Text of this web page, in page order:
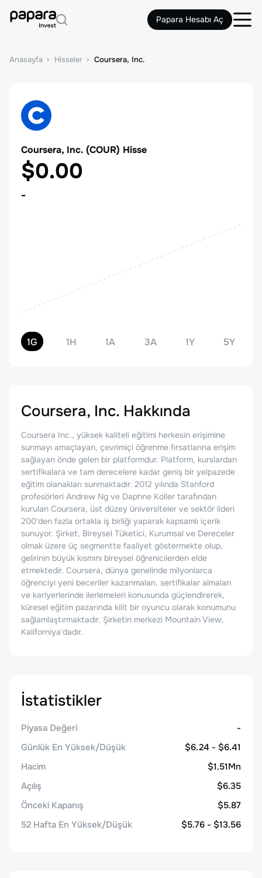
Papara Hesabı Aç
Anasayfa Hisseler Coursera, Inc.
Coursera, Inc. (COUR) Hisse
$0.00
-
1G 1H 1A 3A 1Y 5Y
Coursera, Inc. Hakkında
Coursera Inc., yüksek kaliteli eğitimi herkesin erişimine
sunmayı amaçlayan, çevrimiçi öğrenme fırsatlarına erişim
sağlayan önde gelen bir platformdur. Platform, kurslardan
sertifikalara ve tam derecelere kadar geniş bir yelpazede
eğitim olanakları sunmaktadır. 2012 yılında Stanford
profesörleri Andrew Ng ve Daphne Koller tarafından
kurulan Coursera, üst düzey üniversiteler ve sektör lideri
200'den fazla ortakla iş birliği yaparak kapsamlı içerik
sunuyor. Şirket, Bireysel Tüketici, Kurumsal ve Dereceler
olmak üzere üç segmentte faaliyet göstermekte olup,
gelirinin büyük kısmını bireysel öğrenicilerden elde
etmektedir. Coursera, dünya genelinde milyonlarca
öğrenciyi yeni beceriler kazanmaları, sertifikalar almaları
ve kariyerlerinde ilerlemeleri konusunda güçlendirerek,
küresel eğitim pazarında kilit bir oyuncu olarak konumunu
sağlamlaştırmaktadır. Şirketin merkezi Mountain View,
Kaliforniya'dadır.
İstatistikler
Piyasa Değeri
-
Günlük En Yüksek/Düşük
$6.24 - $6.41
Hacim
$1.51Mn
Açılış
$6.35
Önceki Kapanış
$5.87
52 Hafta En Yüksek/Düşük
$5.76 - $13.56